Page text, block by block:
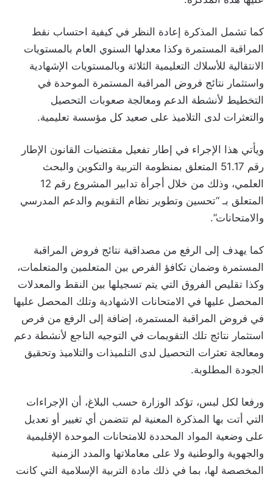
كما تشمل المذكرة إعادة النظر في كيفية احتساب نقط
المراقبة المستمرة وكذا معدلها السنوي العام بالمستويات
الانتقالية للأسلاك التعليمية الثلاثة وبالمستويات الإشهادية
واستثمار نتائج فروض المراقبة المستمرة الموحدة في
التخطيط لأنشطة الدعم ومعالجة صعوبات التحصيل
والتعثرات لدى التلاميذ على صعيد كل مؤسسة تعليمية.
ويأتي هذا الإجراء في إطار تفعيل مقتضيات القانون الإطار
رقم 51.17 المتعلق بمنظومة التربية والتكوين والبحث
العلمي، وذلك من خلال أجرأة تدابير المشروع رقم 12
المتعلق بـ “تحسين وتطوير نظام التقويم والدعم المدرسي
والامتحانات”.
كما يهدف إلى الرفع من مصداقية نتائج فروض المراقبة
المستمرة وضمان تكافؤ الفرص بين المتعلمين والمتعلمات،
وكذا تقليص الفروق التي يتم تسجيلها بين النقط والمعدلات
المحصل عليها في الامتحانات الاشهادية وتلك المحصل عليها
في فروض المراقبة المستمرة، إضافة إلى الرفع من فرص
استثمار نتائج تلك التقويمات في التوجيه الناجع لأنشطة دعم
ومعالجة تعثرات التحصيل لدى التلميذات والتلاميذ وتحقيق
الجودة المطلوبة.
ورفعا لكل لبس، تؤكد الوزارة حسب البلاغ، أن الإجراءات
التي أتت بها المذكرة المعنية لم تتضمن أي تغيير أو تعديل
على وضعية المواد المحددة للامتحانات الموحدة الإقليمية
والجهوية والوطنية ولا على معاملاتها والمدد الزمنية
المخصصة لها، بما في ذلك مادة التربية الإسلامية التي كانت